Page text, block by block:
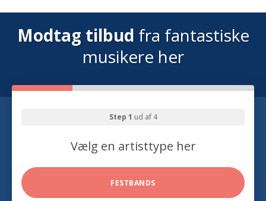
Modtag tilbud fra fantastiske
musikere her
Step 1 ud af 4
Vælg en artisttype her
FESTBANDS